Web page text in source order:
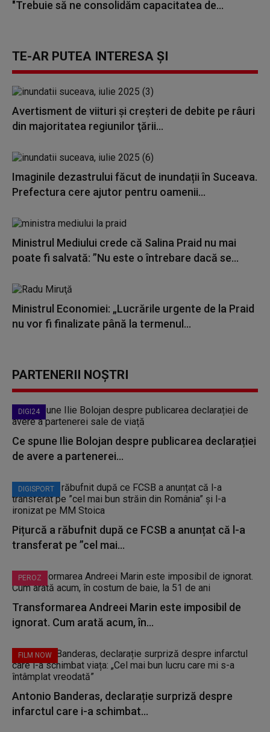
"Trebuie să ne consolidăm capacitatea de...
TE-AR PUTEA INTERESA ȘI
Avertisment de viituri şi creşteri de debite pe râuri
din majoritatea regiunilor ţării...
Imaginile dezastrului făcut de inundații în Suceava.
Prefectura cere ajutor pentru oamenii...
Ministrul Mediului crede că Salina Praid nu mai
poate fi salvată: ”Nu este o întrebare dacă se...
Ministrul Economiei: „Lucrările urgente de la Praid
nu vor fi finalizate până la termenul...
PARTENERII NOȘTRI
DIGI24
Ce spune Ilie Bolojan despre publicarea declarației
de avere a partenerei...
DIGISPORT
Pițurcă a răbufnit după ce FCSB a anunțat că l-a
transferat pe ”cel mai...
PEROZ
Transformarea Andreei Marin este imposibil de
ignorat. Cum arată acum, în...
FILM NOW
Antonio Banderas, declarație surpriză despre
infarctul care i-a schimbat...